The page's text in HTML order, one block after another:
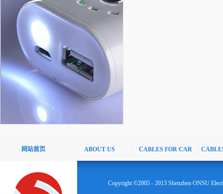
网站首页 ABOUT US CABLES FOR CAR
Copyright ©2005 - 2013 Shenzhen ONSU